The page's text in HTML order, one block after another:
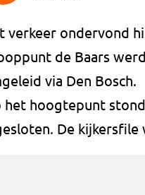
verkeer ondervond
de Baars
via Den Bosch.
het hoogtepunt
De kijkersfile